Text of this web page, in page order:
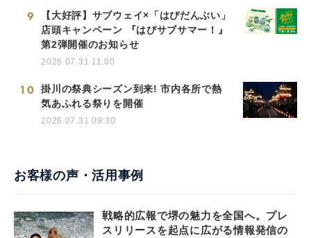
9
【大好評】サブウェイ×「はぴだんぶい」
店頭キャンペーン 『はぴサブサマー！』
第2弾開催のお知らせ
2026.07.31 11:00
10
掛川の祭典シーズン到来! 市内各所で熱
気あふれる祭りを開催
2026.07.31 09:30
お客様の声・活用事例
戦略的広報で堺の魅力を全国へ。プレ
スリリースを起点に広がる情報発信の